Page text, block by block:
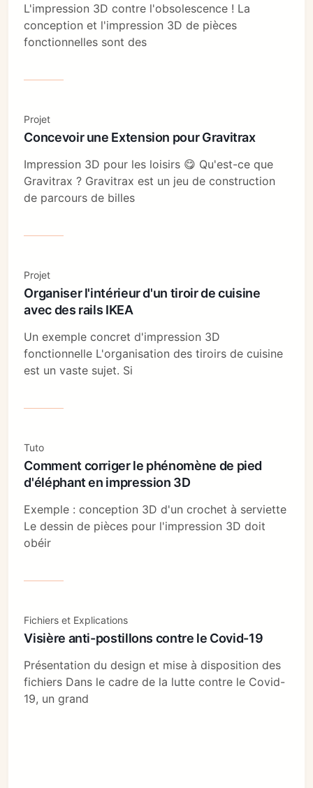
L'impression 3D contre l'obsolescence ! La
conception et l'impression 3D de pièces
fonctionnelles sont des
Projet
Concevoir une Extension pour Gravitrax
Impression 3D pour les loisirs 😋 Qu'est-ce que
Gravitrax ? Gravitrax est un jeu de construction
de parcours de billes
Projet
Organiser l'intérieur d'un tiroir de cuisine
avec des rails IKEA
Un exemple concret d'impression 3D
fonctionnelle L'organisation des tiroirs de cuisine
est un vaste sujet. Si
Tuto
Comment corriger le phénomène de pied
d'éléphant en impression 3D
Exemple : conception 3D d'un crochet à serviette
Le dessin de pièces pour l'impression 3D doit
obéir
Fichiers et Explications
Visière anti-postillons contre le Covid-19
Présentation du design et mise à disposition des
fichiers Dans le cadre de la lutte contre le Covid-
19, un grand